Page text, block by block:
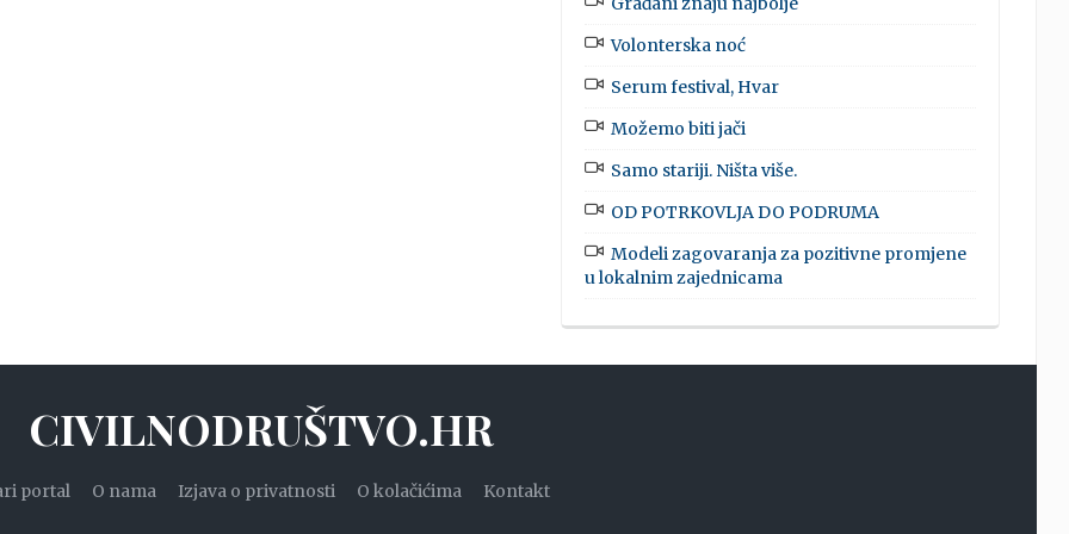
Volonterska noć
Serum festival, Hvar
Možemo biti jači
Samo stariji. Ništa više.
OD POTRKOVLJA DO PODRUMA
Modeli zagovaranja za pozitivne promjene
u lokalnim zajednicama
CIVILNODRUŠTVO.HR
portal O nama Izjava o privatnosti O kolačićima Kontakt